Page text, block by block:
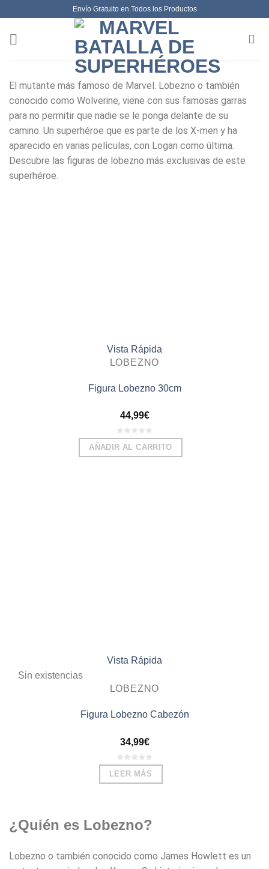
Envío Gratuito en Todos los Productos
El mutante más famoso de Marvel. Lobezno o también
conocido como Wolverine, viene con sus famosas garras
para no permitir que nadie se le ponga delante de su
camino. Un superhéroe que es parte de los X-men y ha
aparecido en varias películas, con Logan como última.
Descubre las figuras de lobezno más exclusivas de este
superhéroe.
Vista Rápida
LOBEZNO
Figura Lobezno 30cm
44,99€
AÑADIR AL CARRITO
Vista Rápida
Sin existencias
LOBEZNO
Figura Lobezno Cabezón
34,99€
LEER MÁS
¿Quién es Lobezno?
Lobezno o también conocido como James Howlett es un